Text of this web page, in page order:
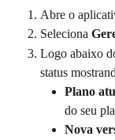
Abre o
Seleciona
Logo abaixo
status
Plano
do seu
Nova